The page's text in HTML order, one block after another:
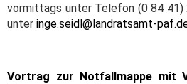
vormittags unter Telefon (0 84 41)
unter inge.seidl@landratsamt-
Vortrag zur Notfallmappe mit